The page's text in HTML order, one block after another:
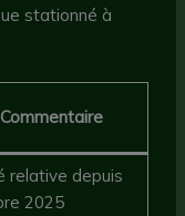
stationné à
relative depuis
2025